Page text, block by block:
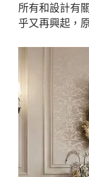
所有和設計有
乎又再興起，